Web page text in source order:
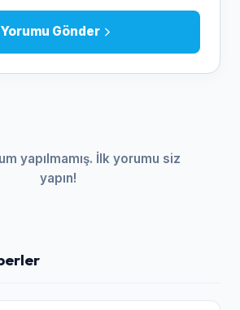
Yorumu Gönder
yapılmamış. İlk yorumu siz
yapın!